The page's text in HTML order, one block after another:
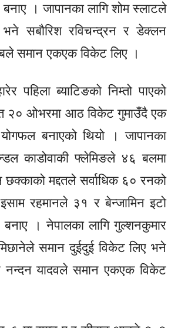
। जापानका लागिशोम स्लाटले
भनेसबौरिशरविचन्द्रन रडेक्लन
समान एकएक विकेट लिए ।
पहिला ब्याटिङको निम्तो पाएको
२० ओभरमा आठ विकेट गुमाउँदै एक
बनाएको थियो । जापानका
काडोवाकी फ्लेमिङले४६ बलमा
छक्काको मद्दतले सर्वाधिक ६० रनको
इसामरहमानले ३१ र बेन्जामिनइटो
। नेपालका लागिगुल्शनकुमार
समान दुईदुई विकेट लिए भने
नन्दन यादवले समान एकएक विकेट